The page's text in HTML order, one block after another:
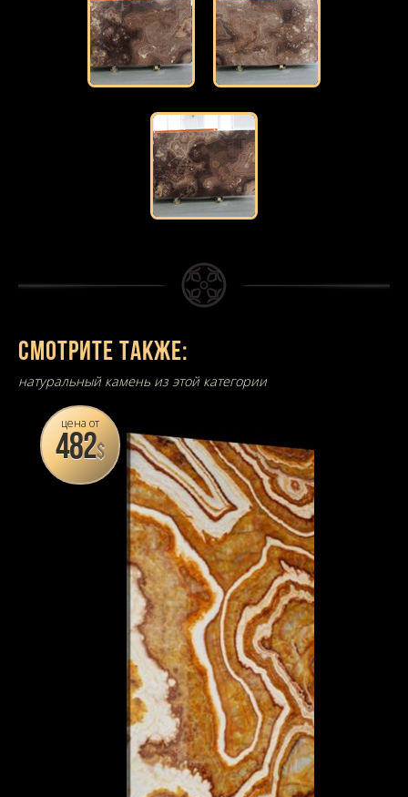
Смотрите также:
натуральный камень из этой категории
цена от
482$